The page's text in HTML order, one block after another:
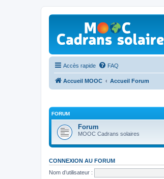
Accès rapide FAQ
Accueil MOOC Accueil Forum
FORUM
Forum
MOOC Cadrans solaires
CONNEXION AU FORUM
Nom d’utilisateur :